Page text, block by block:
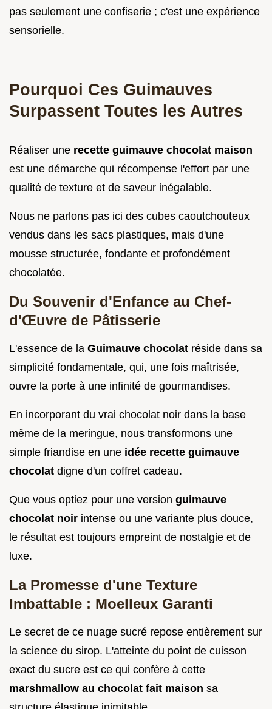
pas seulement une confiserie ; c'est une expérience
sensorielle.
Pourquoi Ces Guimauves
Surpassent Toutes les Autres
Réaliser une recette guimauve chocolat maison
est une démarche qui récompense l'effort par une
qualité de texture et de saveur inégalable.
Nous ne parlons pas ici des cubes caoutchouteux
vendus dans les sacs plastiques, mais d'une
mousse structurée, fondante et profondément
chocolatée.
Du Souvenir d'Enfance au Chef-
d'Œuvre de Pâtisserie
L'essence de la Guimauve chocolat réside dans sa
simplicité fondamentale, qui, une fois maîtrisée,
ouvre la porte à une infinité de gourmandises.
En incorporant du vrai chocolat noir dans la base
même de la meringue, nous transformons une
simple friandise en une idée recette guimauve
chocolat digne d'un coffret cadeau.
Que vous optiez pour une version guimauve
chocolat noir intense ou une variante plus douce,
le résultat est toujours empreint de nostalgie et de
luxe.
La Promesse d'une Texture
Imbattable : Moelleux Garanti
Le secret de ce nuage sucré repose entièrement sur
la science du sirop. L'atteinte du point de cuisson
exact du sucre est ce qui confère à cette
marshmallow au chocolat fait maison sa